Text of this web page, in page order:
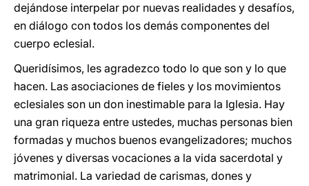
dejándose interpelar por nuevas realidades y desafíos,
en diálogo con todos los demás componentes del
cuerpo eclesial.
Queridísimos, les agradezco todo lo que son y lo que
hacen. Las asociaciones de fieles y los movimientos
eclesiales son un don inestimable para la Iglesia. Hay
una gran riqueza entre ustedes, muchas personas bien
formadas y muchos buenos evangelizadores; muchos
jóvenes y diversas vocaciones a la vida sacerdotal y
matrimonial. La variedad de carismas, dones y